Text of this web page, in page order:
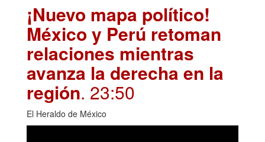
¡Nuevo mapa político!
México y Perú retoman
relaciones mientras
avanza la derecha en la
región. 23:50
El Heraldo de México